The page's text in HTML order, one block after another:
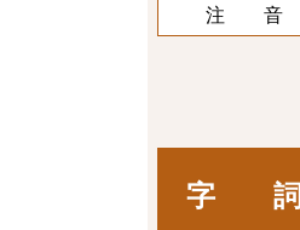
注 音
字 詞